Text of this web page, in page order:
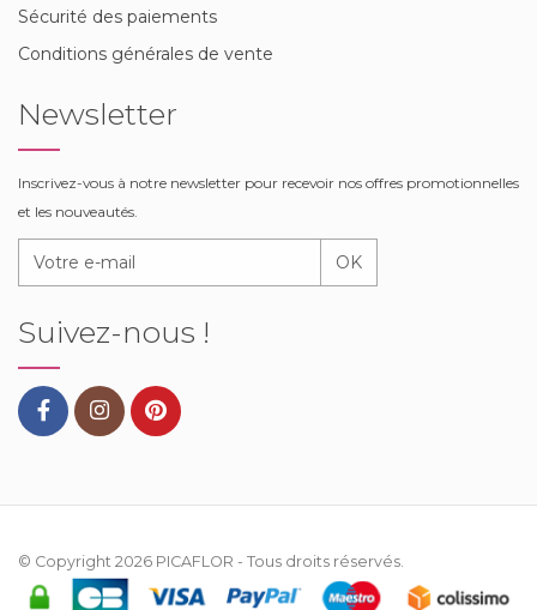
Sécurité des paiements
Conditions générales de vente
Newsletter
Inscrivez-vous à notre newsletter pour recevoir nos offres promotionnelles
et les nouveautés.
OK
Suivez-nous !
© Copyright 2026 PICAFLOR - Tous droits réservés.